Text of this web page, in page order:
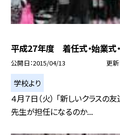
平成27年度 着任式・始業式
公開日 2015/04/13 更
学校より
４月７日（火） 「新しいクラスの
先生が担任になるのか...